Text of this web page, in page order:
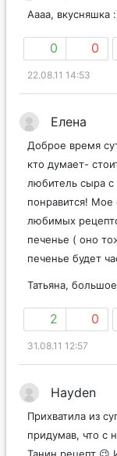
Аааа, вкусняшка
0 0
22.08.11 14:53
Елена
Доброе время
кто думает-
любитель сыра
понравится! Мое
любимых
печенье ( оно
печенье будет
Татьяна,
2 0
31.08.11 12:57
Hayden
Прихватила из
придумав, что с